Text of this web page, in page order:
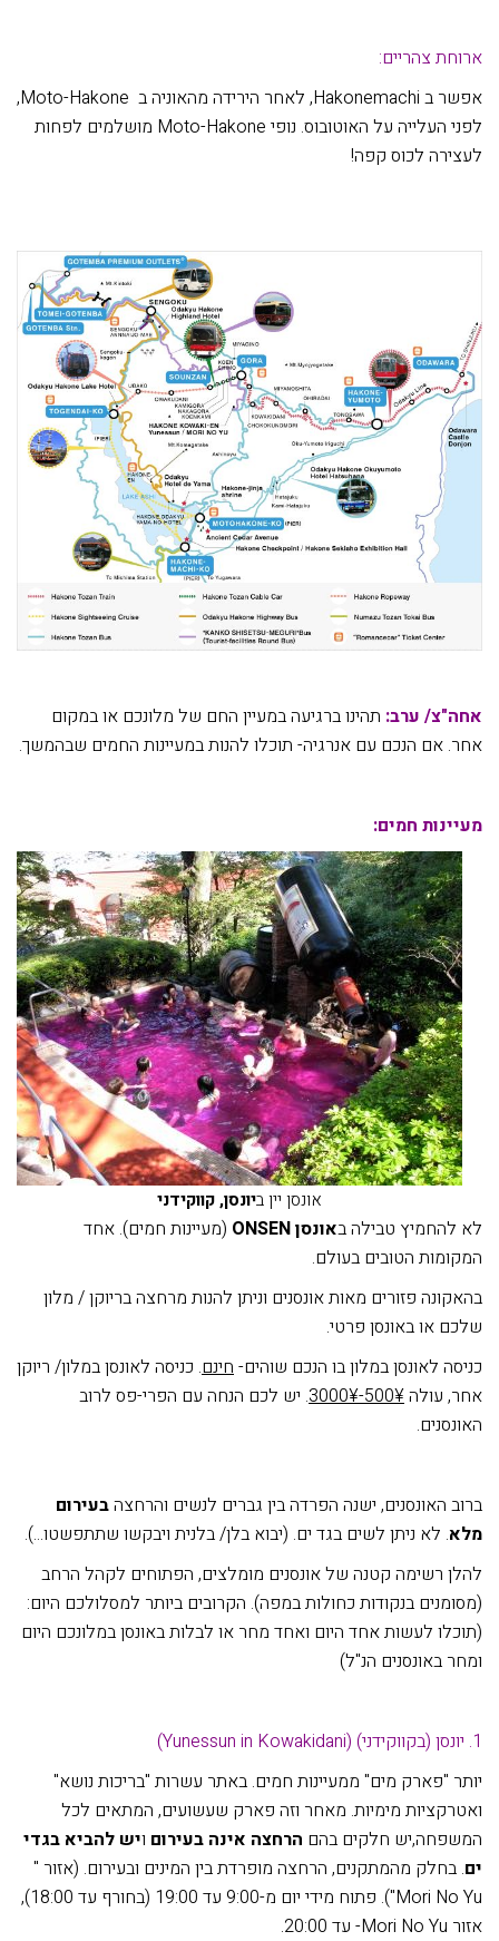
ארוחת צהריים:
אפשר ב Hakonemachi, לאחר הירידה מהאוניה ב Moto-Hakone,
לפני העלייה על האוטובוס. נופי Moto-Hakone מושלמים לפחות
לעצירה לכוס קפה!
אחה"צ/ ערב: תהינו ברגיעה במעיין החם של מלונכם או במקום
אחר. אם הנכם עם אנרגיה- תוכלו להנות במעיינות החמים שבהמשך.
מעיינות חמים:
אונסן יין ביונסן, קווקידני
לא להחמיץ טבילה באונסןONSEN (מעיינות חמים). אחד
המקומות הטובים בעולם.
בהאקונה פזורים מאות אונסנים וניתן להנות מרחצה בריוקן / מלון
שלכם או באונסן פרטי.
כניסה לאונסן במלון בו הנכם שוהים-חינם. כניסה לאונסן במלון/ ריוקן
אחר, עולה500¥-3000¥
. יש לכם הנחה עם הפרי-פס לרוב
האונסנים.
ברוב האונסנים, ישנה הפרדה בין גברים לנשים והרחצהבעירום
מלא. לא ניתן לשים בגד ים. (יבוא בלן/ בלנית ויבקשו שתתפשטו...).
להלן רשימה קטנה של אונסנים מומלצים, הפתוחים לקהל הרחב
(מסומנים בנקודות כחולות במפה). הקרובים ביותר למסלולכם היום:
(תוכלו לעשות אחד היום ואחד מחר או לבלות באונסן במלונכם היום
ומחר באונסנים הנ"ל)
1. יונסן (בקווקידני) (Yunessun in Kowakidani)
יותר "פארק מים" ממעיינות חמים. באתר עשרות "בריכות נושא"
ואטרקציות מימיות. מאחר וזה פארק שעשועים, המתאים לכל
המשפחה,יש חלקים בהם הרחצה אינה בעירום ויש להביא בגדי
ים. בחלק מהמתקנים, הרחצה מופרדת בין המינים ובעירום. (אזור "
Mori No Yu"). פתוח מידי יום מ-9:00 עד 19:00 (בחורף עד 18:00),
אזור Mori No Yu- עד 20:00.